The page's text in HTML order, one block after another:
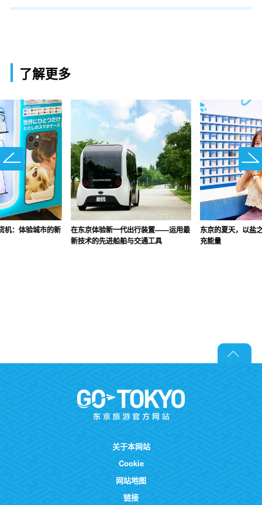
了解更多
机：体验城市的新
在东京体验新一代出行装置——运用最
新技术的先进船舶与交通工具
东京的夏天，以盐
充能量
关于本网站
Cookie
网站地图
链接